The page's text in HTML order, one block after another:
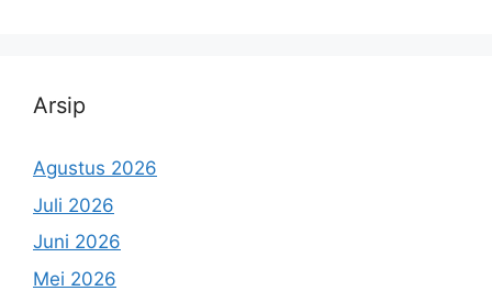
Arsip
Agustus 2026
Juli 2026
Juni 2026
Mei 2026